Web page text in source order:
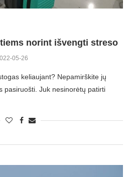
norint išvengti streso
05-26
keliaujant? Nepamirškite jų
pasiruošti. Juk nesinorėtų patirti